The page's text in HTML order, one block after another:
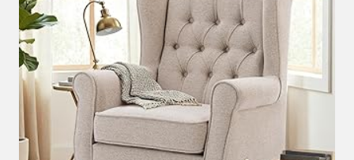
MODERNER
LOUNGESESSEL,
OHRENSESSEL
FÜR
WOHNZIMMER,
PO…